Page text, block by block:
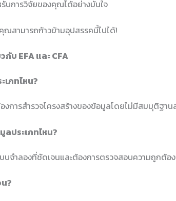
รับการวิจัยของคุณได้อย่างมั่นใจ
ณสามารถก้าวข้ามอุปสรรคนี้ไปได้!
บ EFA และ CFA
เภทไหน?
งการสำรวจโครงสร้างของข้อมูลโดยไม่มีสมมุติฐาน
ลประเภทไหน?
บจำลองที่ชัดเจนและต้องการตรวจสอบความถูกต้อ
?